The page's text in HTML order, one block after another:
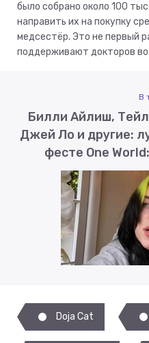
было собрано около 100
направить их на покупку
медсестёр. Это не первый
поддерживают докторов
В
Билли Айлиш,
Джей Ло и другие:
фесте One
Doja Cat